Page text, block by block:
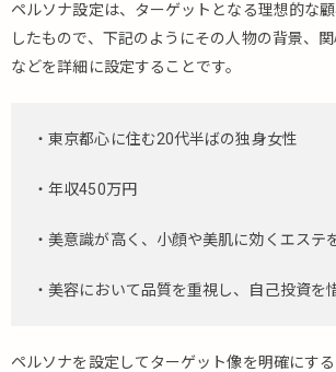
な
キ
ャ
ーン
実
4.
顧
ン
ペルソナ設定は、ターゲットとなる理想的な
したもので、下記のようにその人物の背景、
などを詳細に設定することです。
・東京都心に住む20代半ばの独身女性
・年収450万円
・美意識が高く、小顔や美肌に効くエステ
・美容において品質を重視し、自己投資を
ペルソナを設定してターゲット像を明確にす